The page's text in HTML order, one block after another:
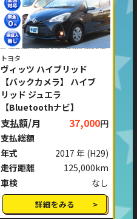
トヨタ
ヴィッツ ハイブリッド
【バックカメラ】 ハイブ
リッド ジュエラ
【Bluetoothナビ】
支払額/月 37,000円
支払総額
年式
2017 年 (H29)
走行距離
125,000km
車検
なし
詳細をみる